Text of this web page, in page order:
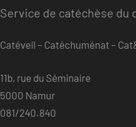
Service de catéchèse du
Catéveil – Catéchuménat –
11b, rue du Séminaire
5000 Namur
081/240.840